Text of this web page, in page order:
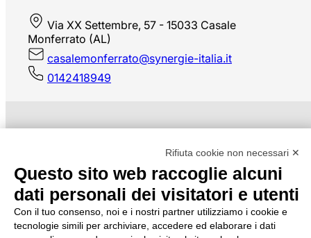
Via XX Settembre, 57 - 15033 Casale
Monferrato (AL)
casalemonferrato@synergie-italia.it
0142418949
Via Gasparri, 18 - 81100 Caserta
caserta1@synergie-italia.it
0823320170
Rifiuta cookie non necessari ✕
Questo sito web raccoglie alcuni
dati personali dei visitatori e utenti
Con il tuo consenso, noi e i nostri partner utilizziamo i cookie e
tecnologie simili per archiviare, accedere ed elaborare i dati